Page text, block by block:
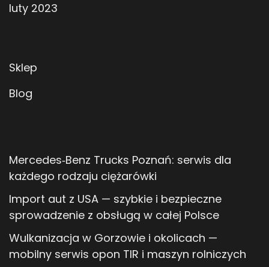
luty 2023
Sklep
Blog
Mercedes‑Benz Trucks Poznań: serwis dla
każdego rodzaju ciężarówki
Import aut z USA — szybkie i bezpieczne
sprowadzenie z obsługą w całej Polsce
Wulkanizacja w Gorzowie i okolicach —
mobilny serwis opon TIR i maszyn rolniczych